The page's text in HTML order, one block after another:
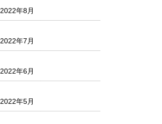
2022年8月
2022年7月
2022年6月
2022年5月